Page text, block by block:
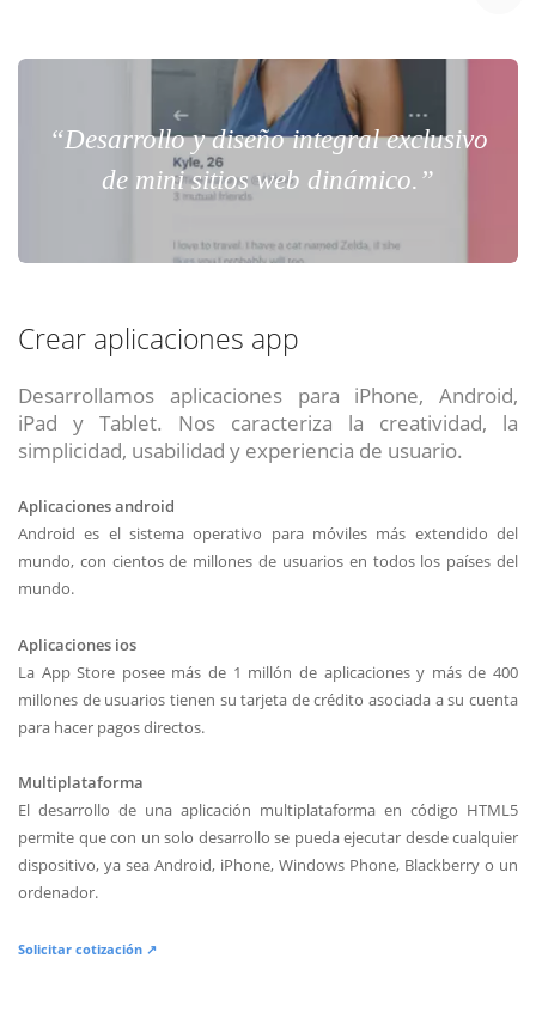
“Desarrollo y diseño integral exclusivo
de mini sitios web dinámico.”
Crear aplicaciones app
Desarrollamos aplicaciones para iPhone, Android,
iPad y Tablet. Nos caracteriza la creatividad, la
simplicidad, usabilidad y experiencia de usuario.
Aplicaciones android
Android es el sistema operativo para móviles más extendido del
mundo, con cientos de millones de usuarios en todos los países del
mundo.
Aplicaciones ios
La App Store posee más de 1 millón de aplicaciones y más de 400
millones de usuarios tienen su tarjeta de crédito asociada a su cuenta
para hacer pagos directos.
Multiplataforma
El desarrollo de una aplicación multiplataforma en código HTML5
permite que con un solo desarrollo se pueda ejecutar desde cualquier
dispositivo, ya sea Android, iPhone, Windows Phone, Blackberry o un
ordenador.
Solicitar cotización ↗